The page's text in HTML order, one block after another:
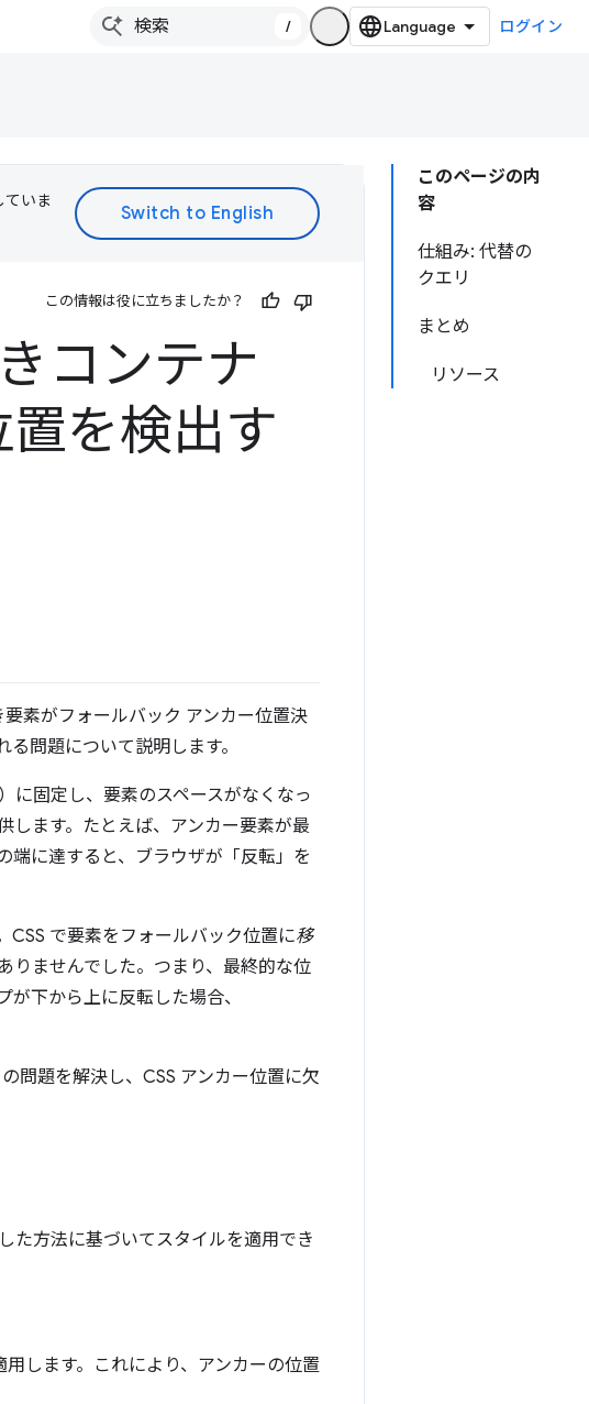
/ ログイン
このページの内
容
仕組み: 代替の
クエリ
まとめ
リソース
いま
この情報は役に立ちましたか？
コンテナ
を検出す
素がフォールバック アンカー位置決
問題について説明します。
に固定し、要素のスペースがなくなっ
します。たとえば、アンカー要素が最
端に達すると、ブラウザが「反転」を
CSS で要素をフォールバック位置に移
りませんでした。つまり、最終的な位
下から上に反転した場合、
問題を解決し、CSS アンカー位置に欠
た方法に基づいてスタイルを適用でき
します。これにより、アンカーの位置